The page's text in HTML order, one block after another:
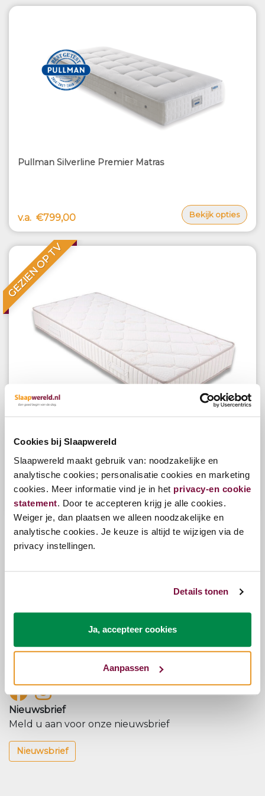
Cookies bij Slaapwereld
Slaapwereld maakt gebruik van: noodzakelijke en
analytische cookies; personalisatie cookies en marketing
cookies. Meer informatie vind je in het privacy-en cookie
statement. Door te accepteren krijg je alle cookies.
Weiger je, dan plaatsen we alleen noodzakelijke en
analytische cookies. Je keuze is altijd te wijzigen via de
privacy instellingen.
Details tonen
Ja, accepteer cookies
Aanpassen
Pullman Silverline Premier Matras
v.a. €799,00 Bekijk opties
GEZIEN OP TV
Slaapwereld Everlife Eco Matras
v.a.€305,00 Bekijk opties
Sortering Relevantie
Onze klantenservice staat voor je klaar.
Volg ons op onze social kanalen
Blijf op de hoogte van onze nieuwtjes en acties.
Nieuwsbrief
Meld u aan voor onze nieuwsbrief
Nieuwsbrief